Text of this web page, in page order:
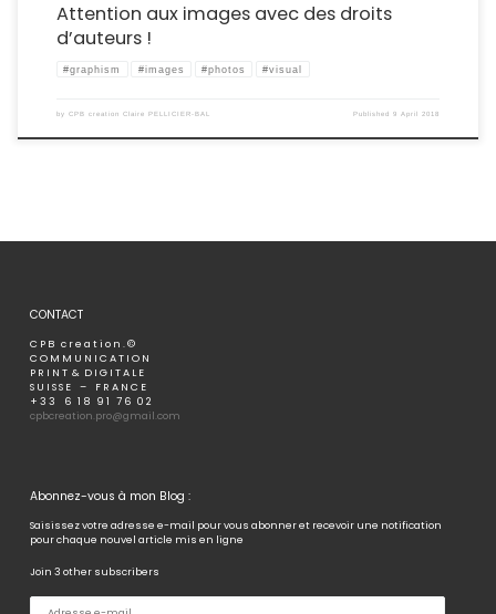
Attention aux images avec des droits
d’auteurs !
#graphism #images #photos #visual
by CPB creation Claire PELLICIER-BAL Published9 April 2018
CONTACT
C P B c r e a t i o n . ©
C O M M U N I C A T I O N
P R I N T & D I G I T A L E
S U I S S E – F R A N C E
+ 3 3 6 1 8 9 1 7 6 0 2
cpbcreation.pro@gmail.com
Abonnez-vous à mon Blog :
Saisissez votre adresse e-mail pour vous abonner et recevoir une notification
pour chaque nouvel article mis en ligne
Join 3 other subscribers